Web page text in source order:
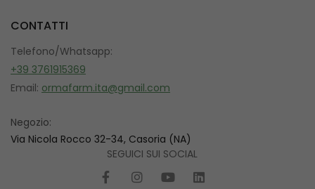
CONTATTI
Telefono/Whatsapp:
+39 3761915369
Email: ormafarm.ita@gmail.com
Negozio:
Via Nicola Rocco 32-34, Casoria (NA)
SEGUICI SUI SOCIAL